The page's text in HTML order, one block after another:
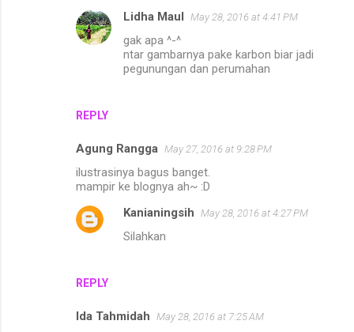
REPLY
Lidha Maul May 28, 2016 at 4:41 PM
gak apa ^-^
ntar gambarnya pake karbon biar jadi
pegunungan dan perumahan
Agung Rangga May 27, 2016 at 9:28 PM
ilustrasinya bagus banget.
mampir ke blognya ah~ :D
REPLY
Kanianingsih May 28, 2016 at 4:27 PM
Silahkan
Ida Tahmidah May 28, 2016 at 7:25 AM